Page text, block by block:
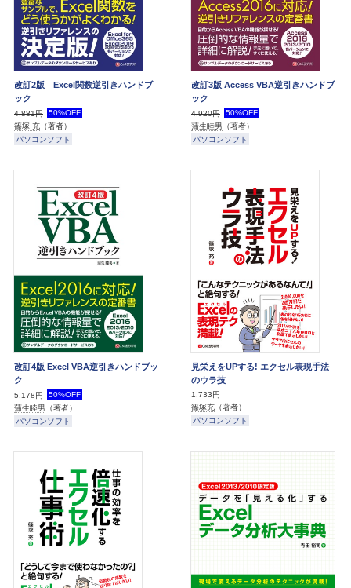
改訂2版 Excel関数逆引きハンドブ
ック
4,881円
50%OFF
篠塚 充 （著者）
パソコンソフト
改訂3版 Access VBA逆引きハンドブ
ック
4,920円
50%OFF
蒲生睦男 （著者）
パソコンソフト
改訂4版 Excel VBA逆引きハンドブッ
ク
5,178円
50%OFF
蒲生睦男 （著者）
パソコンソフト
見栄えをUPする! エクセル表現手法
のウラ技
1,733円
篠塚充 （著者）
パソコンソフト